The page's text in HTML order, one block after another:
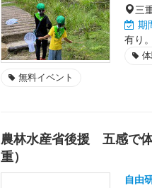
三
期
有り
無料イベント
農林水産省後援 五感で
重）
自由